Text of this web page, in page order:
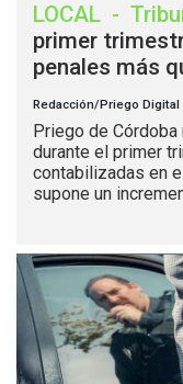
LOCAL -
primer
penales más
Redacción/Priego
Priego de
durante el primer
contabilizadas en
supone un